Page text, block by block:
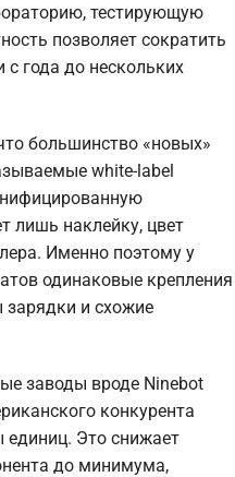
тестирующую
позволяет сократить
года до нескольких
большинство «новых»
white-label
лишь наклейку, цвет
Именно поэтому у
одинаковые крепления
и схожие
заводы вроде Ninebot
конкурента
единиц. Это снижает
до минимума,